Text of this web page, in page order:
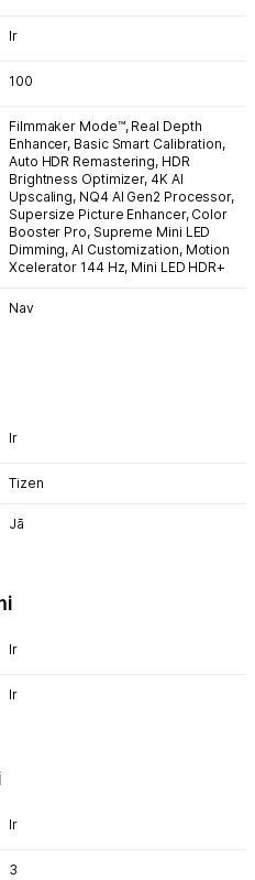
Ir
100
Filmmaker Mode™, Real Depth
Enhancer, Basic Smart Calibration,
Auto HDR Remastering, HDR
Brightness Optimizer, 4K AI
Upscaling, NQ4 AI Gen2 Processor,
Supersize Picture Enhancer, Color
Booster Pro, Supreme Mini LED
Dimming,AI Customization, Motion
Xcelerator 144 Hz, Mini LED HDR+
Nav
Ir
Tizen
Jā
Ir
Ir
Ir
3